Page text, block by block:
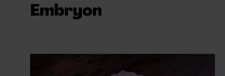
LYSSNA/PODD
Embryon